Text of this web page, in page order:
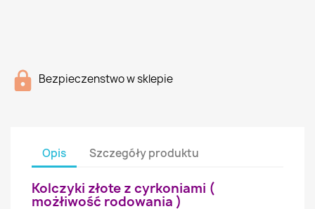
Bezpieczenstwo w sklepie
Opis Szczegóły produktu
Kolczyki złote z cyrkoniami (
możłiwość rodowania )